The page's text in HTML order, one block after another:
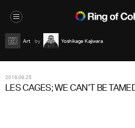
Art Yoshikage Kajiwara
2018.06.25
LES CAGES; WE CAN’T BE